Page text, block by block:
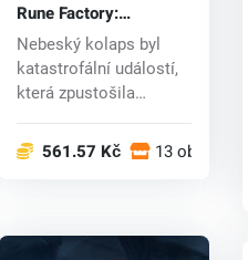
Rune Factory:
Guardians of Azuma
(PC) key
Nebeský kolaps byl
katastrofální událostí,
která zpustošila
561.57 Kč 13 obchodech